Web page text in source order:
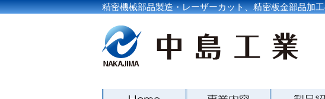
精密機械部品製造・レーザーカット、精密板金部品加